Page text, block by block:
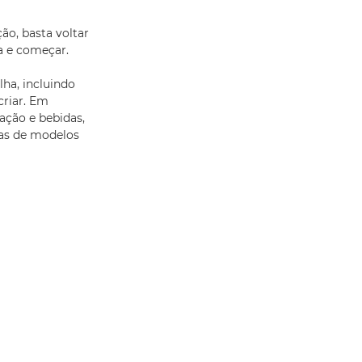
basta voltar
e começar.
incluindo
Em
e bebidas,
de modelos